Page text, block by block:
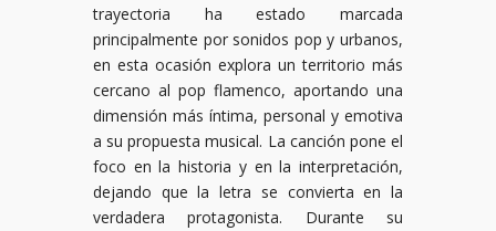
trayectoria ha estado marcada
principalmente por sonidos pop y urbanos,
en esta ocasión explora un territorio más
cercano al pop flamenco, aportando una
dimensión más íntima, personal y emotiva
a su propuesta musical. La canción pone el
foco en la historia y en la interpretación,
dejando que la letra se convierta en la
verdadera protagonista. Durante su